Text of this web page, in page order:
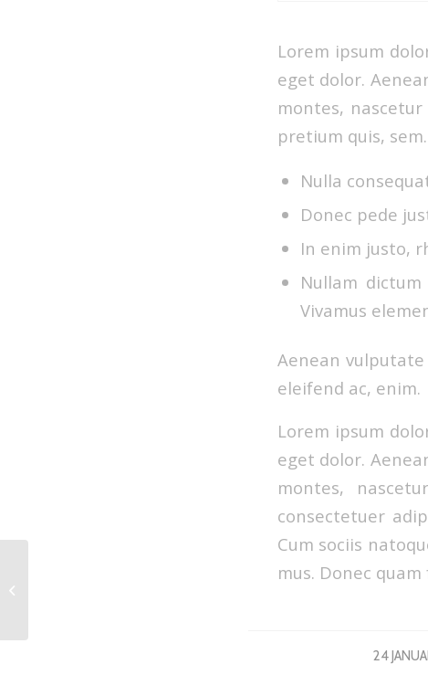
Lorem ipsum
eget dolor.
montes,
pretium quis, sem.
Nulla
Donec pede
In enim justo,
Nullam
Vivamus
Aenean
eleifend ac, enim.
Lorem ipsum
eget dolor.
montes,
consectetuer
Cum sociis
mus. Donec
24 /